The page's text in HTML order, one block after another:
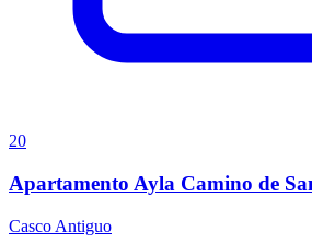
20
Apartamento Ayla Camino de
Casco Antiguo